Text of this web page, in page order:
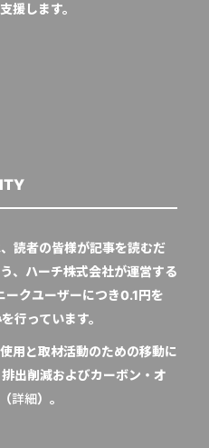
援します。
読者の皆様が記事を読むだ
、ハーチ株式会社が運営する
ークユーザーにつき0.1円を
行っています。
用と取材活動のための移動に
出削減およびカーボン・オ
詳細）。